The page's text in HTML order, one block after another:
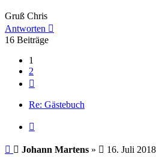
Gruß Chris
Antworten
16 Beiträge
1
2
Re: Gästebuch
Beitrag
Johann Martens »
16. Juli